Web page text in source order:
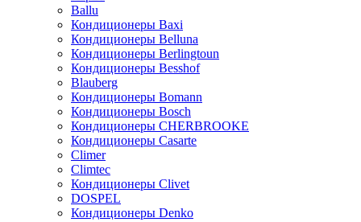
Ballu
Кондиционеры Baxi
Кондиционеры Belluna
Кондиционеры Berlingtoun
Кондиционеры Besshof
Blauberg
Кондиционеры Bomann
Кондиционеры Bosch
Кондиционеры CHERBROOKE
Кондиционеры Casarte
Climer
Climtec
Кондиционеры Clivet
DOSPEL
Кондиционеры Denko